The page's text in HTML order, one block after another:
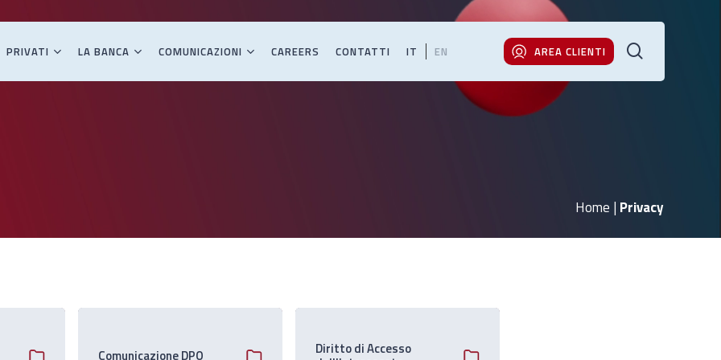
PRIVATI LA BANCA COMUNICAZIONI CAREERS CONTATTI IT EN AREA CLIENTI
Home | Privacy
Comunicazione DPO Diritto di Accesso